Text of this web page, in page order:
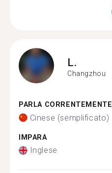
L.
Changzhou
PARLA CORRENTEMENTE
Cinese (semplificato)
IMPARA
Inglese